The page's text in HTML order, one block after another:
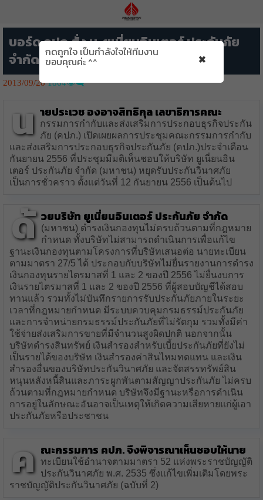
บอร์ด คปภ.สั่ง บ. ยูเนี่ยนอินเตอร์ ประกันภัย
จำกัด (มหาชน) หยุดรับประกันวินาศภัย
2013/09/281864👁️‍🗨️
น ายประเวช องอาจสิทธิกุล เลขาธิการคณะ
กรรมการกำกับและส่งเสริมการประกอบธุรกิจประกัน
ภัย (คปภ.) เปิดเผยผลการประชุมคณะกรรมการกำกับ
และส่งเสริมการประกอบธุรกิจประกันภัย (คปภ.)ประจำเดือน
กันยายน 2556 ที่ประชุมมีมติเห็นชอบให้บริษัท ยูเนี่ยนอิน
เตอร์ ประกันภัย จำกัด (มหาชน) หยุดรับประกันวินาศภัย
เป็นการชั่วคราว ตั้งแต่วันที่ 12 กันยายน 2556 เป็นต้นไป
ด้ วยบริษัท ยูเนี่ยนอินเตอร์ ประกันภัย จำกัด
(มหาชน) ดำรงเงินกองทุนไม่ครบถ้วนตามที่กฎหมาย
กำหนด ทั้งบริษัทไม่สามารถดำเนินการเพื่อแก้ไข
ฐานะเงินกองทุนตามโครงการที่บริษัทเสนอต่อ นายทะเบียน
ตามมาตรา 27/5 ได้ ประกอบกับบริษัทไม่ยื่นรายงานการดำรง
เงินกองทุนรายไตรมาสที่ 1 และ 2 ของปี 2556 ไม่ยื่นงบการ
เงินรายไตรมาสที่ 1 และ 2 ของปี 2556 ที่ผู้สอบบัญชีได้สอบ
ทานแล้ว รวมทั้งไม่บันทึกรายการรับประกันภัยภายในระยะ
เวลาที่กฎหมายกำหนด มีระบบควบคุมกรมธรรม์ประกันภัย
และการจำหน่ายกรมธรรม์ประกันภัยที่ไม่รัดกุม รวมทั้งมีค่า
ใช้จ่ายส่งเสริมการขายที่มีจำนวนสูงผิดปกติ นอกจากนั้น
บริษัทดำรงสินทรัพย์ เงินสำรองสำหรับเบี้ยประกันภัยที่ยังไม่
เป็นรายได้ของบริษัท เงินสำรองค่าสินไหมทดแทน และเงิน
สำรองอื่นของบริษัทประกันวินาศภัย และจัดสรรทรัพย์สิน
หนุนหลังหนี้สินและภาระผูกพันตามสัญญาประกันภัย ไม่ครบ
ถ้วนตามที่กฎหมายกำหนด บริษัทจึงมีฐานะหรือการดำเนิน
การอยู่ในลักษณะอันอาจเป็นเหตุให้เกิดความเสียหายแก่ผู้เอา
ประกันภัยหรือประชาชน
ค ณะกรรมการ คปภ. จึงพิจารณาเห็นชอบให้นาย
ทะเบียนใช้อำนาจตามมาตรา 52 แห่งพระราชบัญญัติ
ประกันวินาศภัย พ.ศ. 2535 ซึ่งแก้ไขเพิ่มเติมโดยพระ
ราชบัญญัติประกันวินาศภัย (ฉบับที่ 2)
กดถูกใจ เป็นกำลังใจให้ทีมงาน
ขอบคุณค่ะ ^^ ×